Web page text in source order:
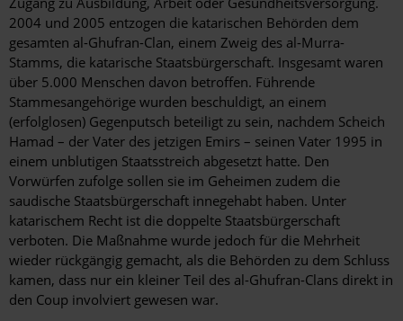
2004 und 2005 entzogen die katarischen Behörden dem
gesamten al-Ghufran-Clan, einem Zweig des al-Murra-
Stamms, die katarische Staatsbürgerschaft. Insgesamt waren
über 5.000 Menschen davon betroffen. Führende
Stammesangehörige wurden beschuldigt, an einem
(erfolglosen) Gegenputsch beteiligt zu sein, nachdem Scheich
Hamad – der Vater des jetzigen Emirs – seinen Vater 1995 in
einem unblutigen Staatsstreich abgesetzt hatte. Den
Vorwürfen zufolge sollen sie im Geheimen zudem die
saudische Staatsbürgerschaft innegehabt haben. Unter
katarischem Recht ist die doppelte Staatsbürgerschaft
verboten. Die Maßnahme wurde jedoch für die Mehrheit
wieder rückgängig gemacht, als die Behörden zu dem Schluss
kamen, dass nur ein kleiner Teil des al-Ghufran-Clans direkt in
den Coup involviert gewesen war.